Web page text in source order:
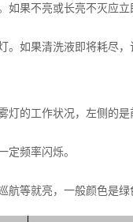
果不亮或长亮不灭应立
。如果清洗液即将耗尽
的工作状况，左侧的是
定频率闪烁。
等就亮，一般颜色是绿